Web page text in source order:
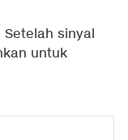
Setelah sinyal
untuk